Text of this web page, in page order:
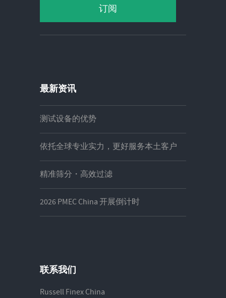
最新资讯
测试设备的优势
依托全球专业实力，更好服务本土客户
精准筛分・高效过滤
2026 PMEC China 开展倒计时
联系我们
Russell Finex China